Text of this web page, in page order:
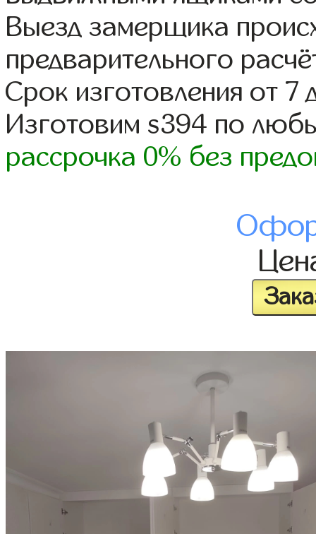
Выезд замерщика
предварительного
Срок изготовления от 7
Изготовим s394 по
рассрочка 0% без